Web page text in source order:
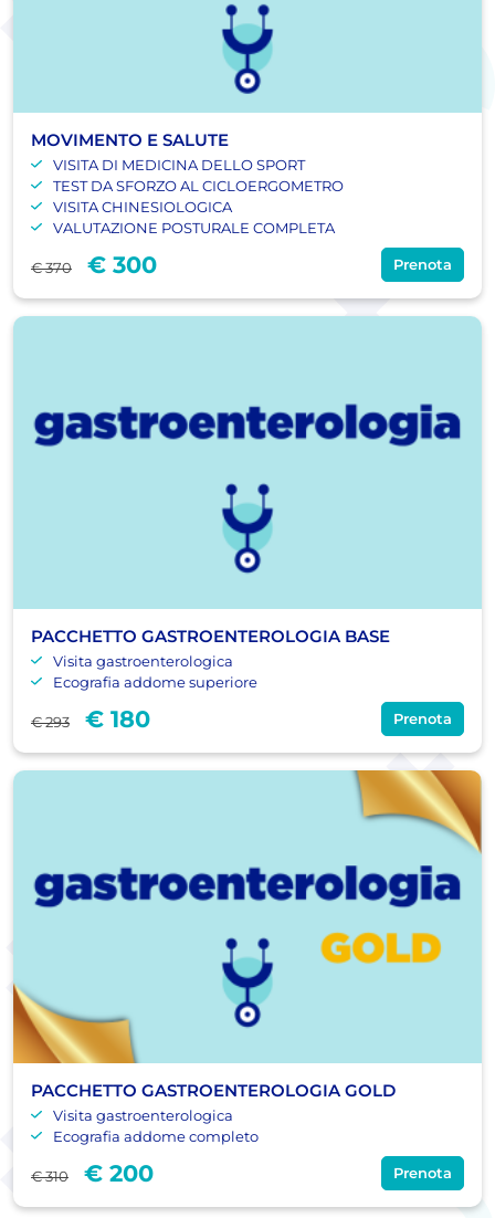
MOVIMENTO E SALUTE
VISITA DI MEDICINA DELLO SPORT
TEST DA SFORZO AL CICLOERGOMETRO
VISITA CHINESIOLOGICA
VALUTAZIONE POSTURALE COMPLETA
€ 370 € 300 Prenota
PACCHETTO GASTROENTEROLOGIA BASE
Visita gastroenterologica
Ecografia addome superiore
€ 293 € 180 Prenota
PACCHETTO GASTROENTEROLOGIA GOLD
Visita gastroenterologica
Ecografia addome completo
€ 310 € 200 Prenota